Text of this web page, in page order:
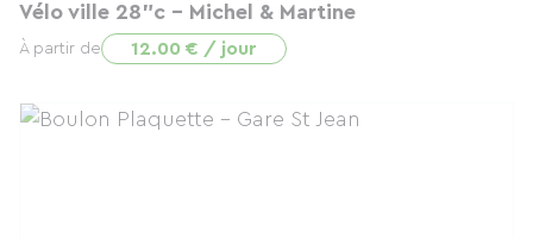
Vélo ville 28"c - Michel & Martine
À partir de 12.00 € / jour